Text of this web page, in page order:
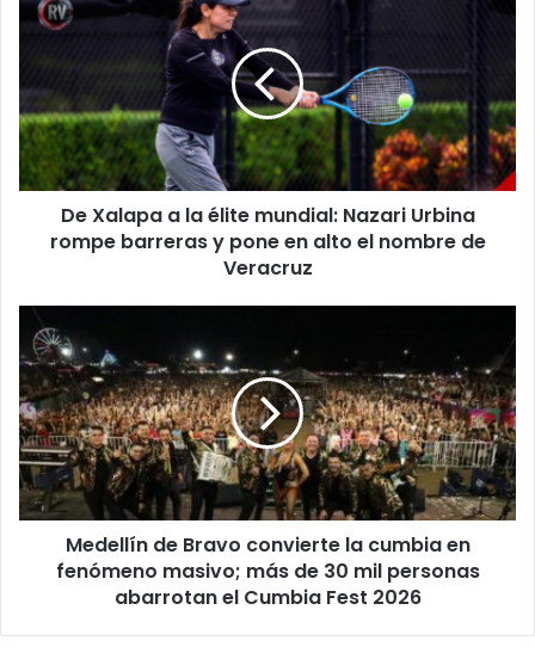
Xalapa
élite
mundial:
Nazari
Urbina
rompe
barreras
alto
nombre
de
Veracruz
De Xalapa a la élite mundial: Nazari Urbina
rompe barreras y pone en alto el nombre de
Veracruz
Medellín
de
Bravo
convierte
la
cumbia
en
fenómeno
masivo;
personas
Medellín de Bravo convierte la cumbia en
fenómeno masivo; más de 30 mil personas
abarrotan el Cumbia Fest 2026